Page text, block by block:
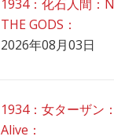
1934：化石人間：
THE GODS：
2026年08月03日
1934：女ターザン
Alive：